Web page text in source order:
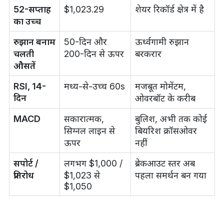
52-सप्ताह
का उच्च
$1,023.29 शेयर रिकॉर्ड क्षेत्र में है
रुझान बनाम
चलती
औसतें
50-दिन और
200-दिन से ऊपर
ऊर्ध्वगामी रुझान
बरकरार
RSI, 14-
दिन
मध्य-से-उच्च 60s
मजबूत मोमेंटम,
ओवरबॉट के करीब
MACD
सकारात्मक,
सिग्नल लाइन से
ऊपर
बुलिश, अभी तक कोई
बियरिश क्रॉसओवर
नहीं
सपोर्ट /
प्रतिरोध
लगभग $1,000 /
$1,023 से
$1,050
ब्रेकआउट स्तर अब
पहला समर्थन बन गया